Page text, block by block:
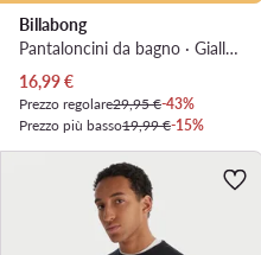
Billabong
Pantaloncini da bagno · Giallo chiaro
Prezzo attuale
16,99€
Prezzo regolare29,95 €-43%
Prezzo più basso19,99 €-15%